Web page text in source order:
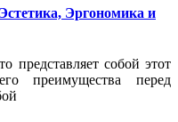
Эргономика и
представляет собой этот
преимущества перед